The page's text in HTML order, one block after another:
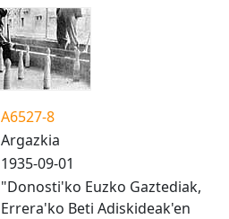
A6527-8
Argazkia
1935-09-01
"Donosti'ko Euzko Gaztediak,
Errera'ko Beti Adiskideak'en